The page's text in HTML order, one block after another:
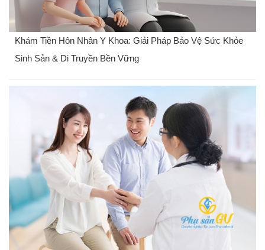
Khám Tiền Hôn Nhân Y Khoa: Giải Pháp Bảo Vệ Sức Khỏe
Sinh Sản & Di Truyền Bền Vững